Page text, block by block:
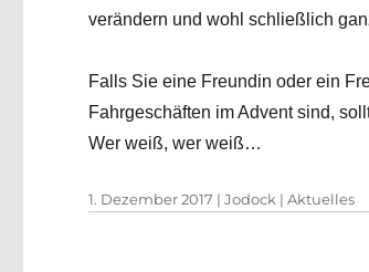
verändern und wohl schließlich
Falls Sie eine Freundin oder ein
Fahrgeschäften im Advent sind,
Wer weiß, wer weiß…
Veröffentlicht
1. Dezember 2017 |Autor
Jodock |Kategorien
Aktuelles